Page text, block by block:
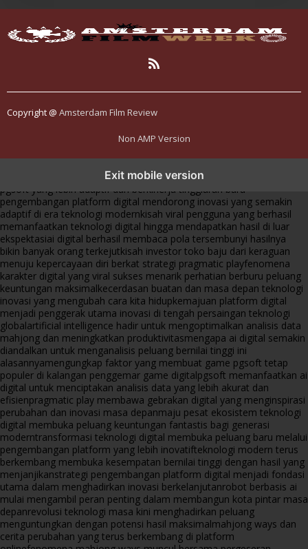
Copyright @ Amsterdam Film Review
Non AMP Version
Exit mobile version
menghadirkan inovasi berkualitasai digital menjadi kunci analisis data
pgsoft yang lebih adaptif dan berkinerja tinggiarah baru
pengembangan platform digital mendorong inovasi yang semakin
adaptif di era teknologi modernkisah viral pengguna yang berhasil
memanfaatkan teknologi digital hingga mendapatkan hasil di luar
ekspektasiai digital berhasil membaca pola tersembunyi hasilnya
bikin banyak orang terkejutkisah investor toko baju dari keraguan
menuju kepercayaan diri berkat strategi pragmatic playfenomena
karakter digital yang viral sukses menarik perhatian berburu peluang
keuntungan maksimalkecerdasan buatan dan masa depan teknologi
inovasi yang mengubah cara kita hidupkemajuan platform digital
menjadi penggerak utama inovasi di tengah persaingan teknologi
globalartificial intelligence hadir untuk mengoptimalkan analisis data
mahjong dan meningkatkan produktivitasmengapa ai digital semakin
diandalkan untuk menganalisis peluang bernilai tinggi ini
alasannyamengungkap faktor yang membuat game pgsoft tetap
populer di kalangan penggemar game digitalpgsoft memanfaatkan ai
digital untuk menciptakan analisis data yang lebih akurat dan
efisienpragmatic play membawa gebrakan digital yang menginspirasi
perubahan dan inovasi masa depanmaju pesat ekosistem teknologi
digital membuka peluang keuntungan fantastis bagi generasi
moderntransformasi teknologi digital membuka peluang baru melalui
pengembangan platform yang lebih inovatifteknologi modern terus
berkembang membuka kesempatan bernilai tinggi dengan hasil yang
menjanjikanstrategi pengembangan platform digital menjadi fondasi
utama dalam menghadirkan inovasi berkelanjutanrobot berbasis ai
mulai mengambil peran penting dalam membangun kota pintar masa
depanrevolusi teknologi masa kini menghadirkan peluang
menguntungkan dengan potensi hasil maksimalmahjong ways dan
cerita perubahan yang terus berkembang di platform